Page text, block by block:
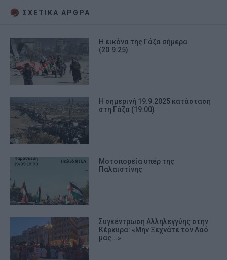
ΣΧΕΤΙΚA AΡΘΡΑ
Η εικόνα της Γάζα σήμερα
(20.9.25)
Η σημερινή 19.9.2025 κατάσταση
στη Γάζα (19:00)
Μοτοπορεία υπέρ της
Παλαιστίνης
Συγκέντρωση Αλληλεγγύης στην
Κέρκυρα: «Μην Ξεχνάτε τον Λαό
μας...»